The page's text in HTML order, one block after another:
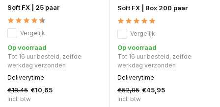
Soft FX | 25 paar
Vergelijk
Op voorraad
Tot 16 uur besteld, zelfde
werkdag verzonden
Deliverytime
€18,45 €10,65
Incl. btw
Soft FX | Box 200 paar
Vergelijk
Op voorraad
Tot 16 uur besteld, zelfde
werkdag verzonden
Deliverytime
€52,95 €45,95
Incl. btw